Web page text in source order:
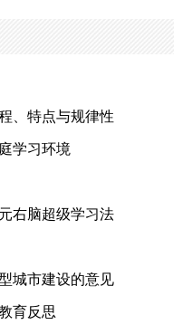
、特点与规律性
学习环境
右脑超级学习法
城市建设的意见
育反思